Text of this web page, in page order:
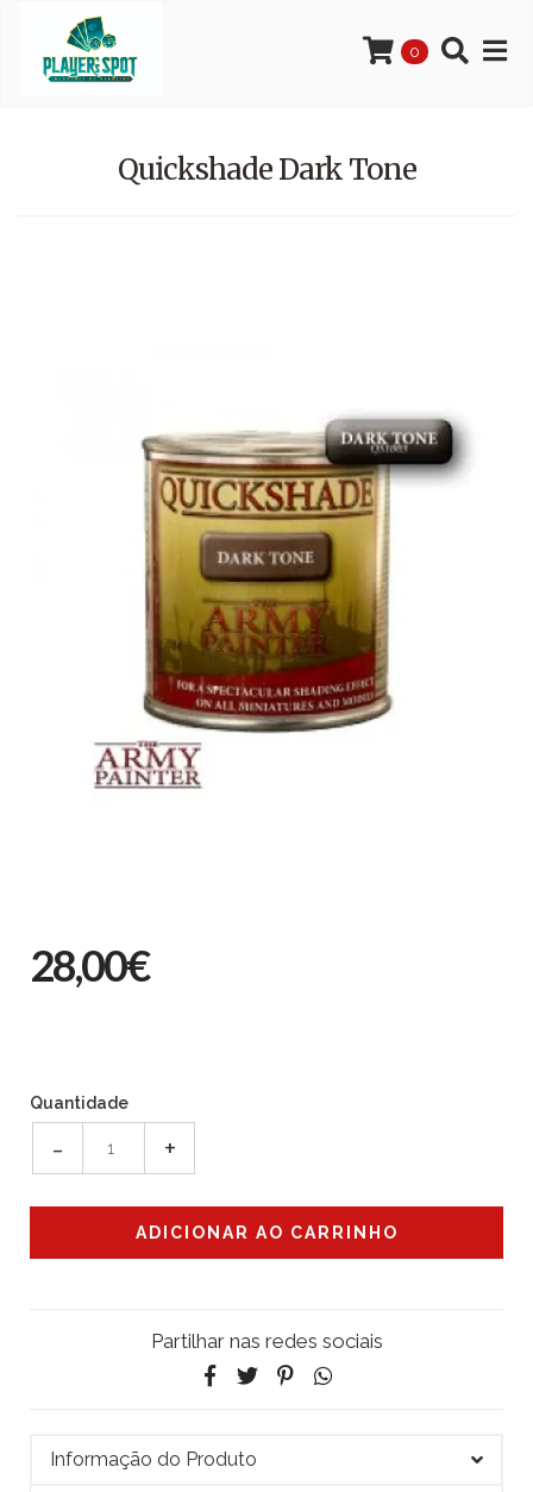
0
Quickshade Dark Tone
28,00€
Quantidade
- +
Partilhar nas redes sociais
Informação do Produto